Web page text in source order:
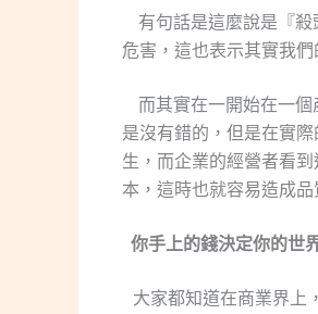
有句話是這麼說是『殺
危害，這也表示其實我
而其實在一開始在一個
是沒有錯的，但是在實
生，而企業的經營者看
本，這時也就容易造成
你手上的錢決定你的世
大家都知道在商業界上